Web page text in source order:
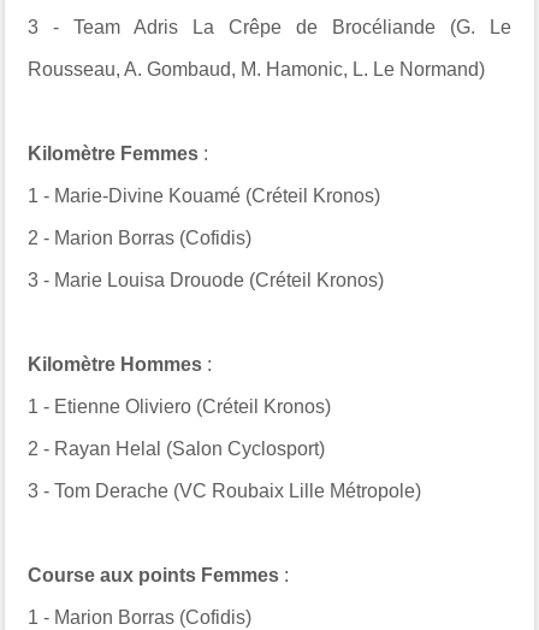
3 -Team Adris La Crêpe de Brocéliande (G. Le
Rousseau, A. Gombaud, M. Hamonic, L. Le Normand)
Kilomètre Femmes :
1 - Marie-Divine Kouamé (Créteil Kronos)
2 - Marion Borras (Cofidis)
3 - Marie Louisa Drouode (Créteil Kronos)
Kilomètre Hommes :
1 - Etienne Oliviero (Créteil Kronos)
2 - Rayan Helal (Salon Cyclosport)
3 - Tom Derache (VC Roubaix Lille Métropole)
Course aux points Femmes :
1 - Marion Borras (Cofidis)